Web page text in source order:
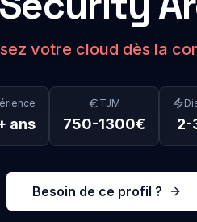
votre cloud dès la
ans
TJM
750-1300€ 2-
Besoin de ce profil ?